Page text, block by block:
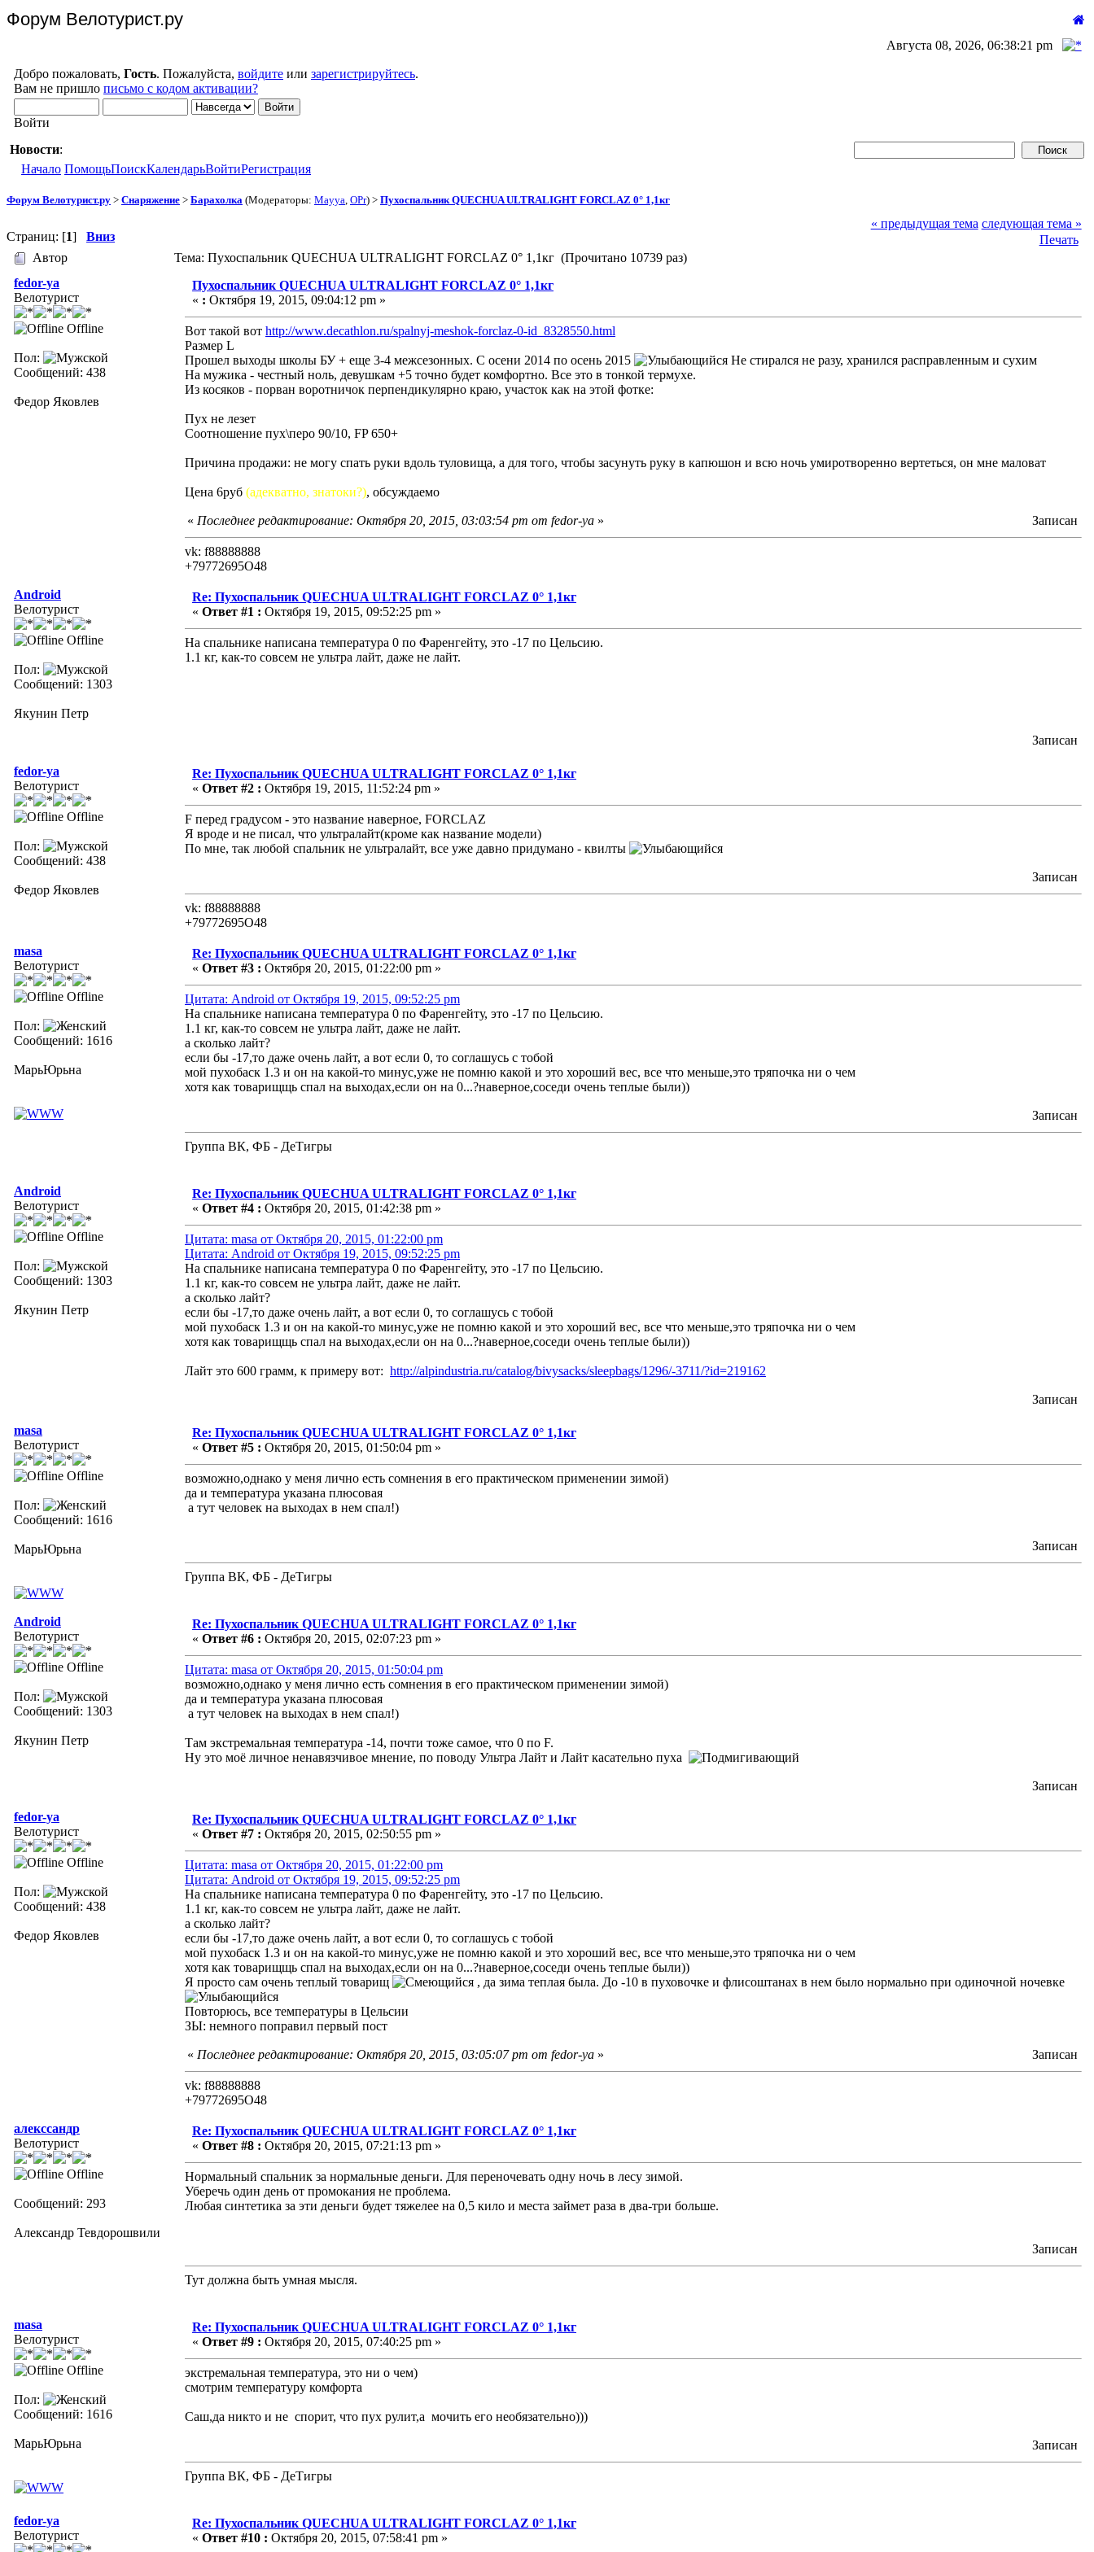
Форум Велотурист.ру
Августа 08, 2026, 06:38:21 pm
Добро пожаловать, Гость. Пожалуйста, войдите или зарегистрируйтесь.
Вам не пришло письмо с кодом активации?
Войти
Новости:
Начало ПомощьПоискКалендарьВойтиРегистрация
Форум Велотурист.ру > Снаряжение > Барахолка (Модераторы: Mayya OPr) > Пухоспальник QUECHUA ULTRALIGHT FORCLAZ 0° 1,1кг
Страниц: [1] Вниз
« предыдущая тема следующая тема »
Печать
Автор
Тема: Пухоспальник QUECHUA ULTRALIGHT FORCLAZ 0° 1,1кг (Прочитано 10739 раз)
fedor-ya
Велотурист
Offline
Пол:
Сообщений: 438
Федор Яковлев
Пухоспальник QUECHUA ULTRALIGHT FORCLAZ 0° 1,1кг
« : Октября 19, 2015, 09:04:12 pm »
Вот такой вот http://www.decathlon.ru/spalnyj-meshok-forclaz-0-id_8328550.html
Размер L
Прошел выходы школы БУ + еще 3-4 межсезонных. С осени 2014 по осень 2015
Не стирался не разу, хранился расправленным и сухим
На мужика - честный ноль, девушкам +5 точно будет комфортно. Все это в тонкой термухе.
Из косяков - порван воротничок перпендикулярно краю, участок как на этой фотке:
Пух не лезет
Соотношение пух\перо 90/10, FP 650+
Причина продажи: не могу спать руки вдоль туловища, а для того, чтобы засунуть руку в капюшон и всю ночь умиротворенно вертеться, он мне маловат
Цена 6руб (адекватно, знатоки?), обсуждаемо
« Последнее редактирование: Октября 20, 2015, 03:03:54 pm от fedor-ya » Записан
vk: f88888888
+79772695O48
Android
Велотурист
Offline
Пол:
Сообщений: 1303
Якунин Петр
Re: Пухоспальник QUECHUA ULTRALIGHT FORCLAZ 0° 1,1кг
« Ответ #1 : Октября 19, 2015, 09:52:25 pm »
На спальнике написана температура 0 по Фаренгейту, это -17 по Цельсию.
1.1 кг, как-то совсем не ультра лайт, даже не лайт.
Записан
fedor-ya
Велотурист
Offline
Пол:
Сообщений: 438
Федор Яковлев
Re: Пухоспальник QUECHUA ULTRALIGHT FORCLAZ 0° 1,1кг
« Ответ #2 : Октября 19, 2015, 11:52:24 pm »
F перед градусом - это название наверное, FORCLAZ
Я вроде и не писал, что ультралайт(кроме как название модели)
По мне, так любой спальник не ультралайт, все уже давно придумано - квилты
Записан
vk: f88888888
+79772695O48
masa
Велотурист
Offline
Пол:
Сообщений: 1616
МарьЮрьна
Re: Пухоспальник QUECHUA ULTRALIGHT FORCLAZ 0° 1,1кг
« Ответ #3 : Октября 20, 2015, 01:22:00 pm »
Цитата: Android от Октября 19, 2015, 09:52:25 pm
На спальнике написана температура 0 по Фаренгейту, это -17 по Цельсию.
1.1 кг, как-то совсем не ультра лайт, даже не лайт.
а сколько лайт?
если бы -17,то даже очень лайт, а вот если 0, то соглашусь с тобой
мой пухобаск 1.3 и он на какой-то минус,уже не помню какой и это хороший вес, все что меньше,это тряпочка ни о чем
хотя как товарищщь спал на выходах,если он на 0...?наверное,соседи очень теплые были))
Записан
Группа ВК, ФБ - ДеТигры
Android
Велотурист
Offline
Пол:
Сообщений: 1303
Якунин Петр
Re: Пухоспальник QUECHUA ULTRALIGHT FORCLAZ 0° 1,1кг
« Ответ #4 : Октября 20, 2015, 01:42:38 pm »
Цитата: masa от Октября 20, 2015, 01:22:00 pm
Цитата: Android от Октября 19, 2015, 09:52:25 pm
На спальнике написана температура 0 по Фаренгейту, это -17 по Цельсию.
1.1 кг, как-то совсем не ультра лайт, даже не лайт.
а сколько лайт?
если бы -17,то даже очень лайт, а вот если 0, то соглашусь с тобой
мой пухобаск 1.3 и он на какой-то минус,уже не помню какой и это хороший вес, все что меньше,это тряпочка ни о чем
хотя как товарищщь спал на выходах,если он на 0...?наверное,соседи очень теплые были))
Лайт это 600 грамм, к примеру вот: http://alpindustria.ru/catalog/bivysacks/sleepbags/1296/-3711/?id=219162
Записан
masa
Велотурист
Offline
Пол:
Сообщений: 1616
МарьЮрьна
Re: Пухоспальник QUECHUA ULTRALIGHT FORCLAZ 0° 1,1кг
« Ответ #5 : Октября 20, 2015, 01:50:04 pm »
возможно,однако у меня лично есть сомнения в его практическом применении зимой)
да и температура указана плюсовая
а тут человек на выходах в нем спал!)
Записан
Группа ВК, ФБ - ДеТигры
Android
Велотурист
Offline
Пол:
Сообщений: 1303
Якунин Петр
Re: Пухоспальник QUECHUA ULTRALIGHT FORCLAZ 0° 1,1кг
« Ответ #6 : Октября 20, 2015, 02:07:23 pm »
Цитата: masa от Октября 20, 2015, 01:50:04 pm
возможно,однако у меня лично есть сомнения в его практическом применении зимой)
да и температура указана плюсовая
а тут человек на выходах в нем спал!)
Там экстремальная температура -14, почти тоже самое, что 0 по F.
Ну это моё личное ненавязчивое мнение, по поводу Ультра Лайт и Лайт касательно пуха
Записан
fedor-ya
Велотурист
Offline
Пол:
Сообщений: 438
Федор Яковлев
Re: Пухоспальник QUECHUA ULTRALIGHT FORCLAZ 0° 1,1кг
« Ответ #7 : Октября 20, 2015, 02:50:55 pm »
Цитата: masa от Октября 20, 2015, 01:22:00 pm
Цитата: Android от Октября 19, 2015, 09:52:25 pm
На спальнике написана температура 0 по Фаренгейту, это -17 по Цельсию.
1.1 кг, как-то совсем не ультра лайт, даже не лайт.
а сколько лайт?
если бы -17,то даже очень лайт, а вот если 0, то соглашусь с тобой
мой пухобаск 1.3 и он на какой-то минус,уже не помню какой и это хороший вес, все что меньше,это тряпочка ни о чем
хотя как товарищщь спал на выходах,если он на 0...?наверное,соседи очень теплые были))
Я просто сам очень теплый товарищ
, да зима теплая была. До -10 в пуховочке и флисоштанах в нем было нормально при одиночной ночевке
Повторюсь, все температуры в Цельсии
ЗЫ: немного поправил первый пост
« Последнее редактирование: Октября 20, 2015, 03:05:07 pm от fedor-ya » Записан
vk: f88888888
+79772695O48
алекссандр
Велотурист
Offline
Сообщений: 293
Александр Тевдорошвили
Re: Пухоспальник QUECHUA ULTRALIGHT FORCLAZ 0° 1,1кг
« Ответ #8 : Октября 20, 2015, 07:21:13 pm »
Нормальный спальник за нормальные деньги. Для переночевать одну ночь в лесу зимой.
Уберечь один день от промокания не проблема.
Любая синтетика за эти деньги будет тяжелее на 0,5 кило и места займет раза в два-три больше.
Записан
Тут должна быть умная мысля.
masa
Велотурист
Offline
Пол:
Сообщений: 1616
МарьЮрьна
Re: Пухоспальник QUECHUA ULTRALIGHT FORCLAZ 0° 1,1кг
« Ответ #9 : Октября 20, 2015, 07:40:25 pm »
экстремальная температура, это ни о чем)
смотрим температуру комфорта
Саш,да никто и не спорит, что пух рулит,а мочить его необязательно)))
Записан
Группа ВК, ФБ - ДеТигры
fedor-ya
Велотурист
Re: Пухоспальник QUECHUA ULTRALIGHT FORCLAZ 0° 1,1кг
« Ответ #10 : Октября 20, 2015, 07:58:41 pm »